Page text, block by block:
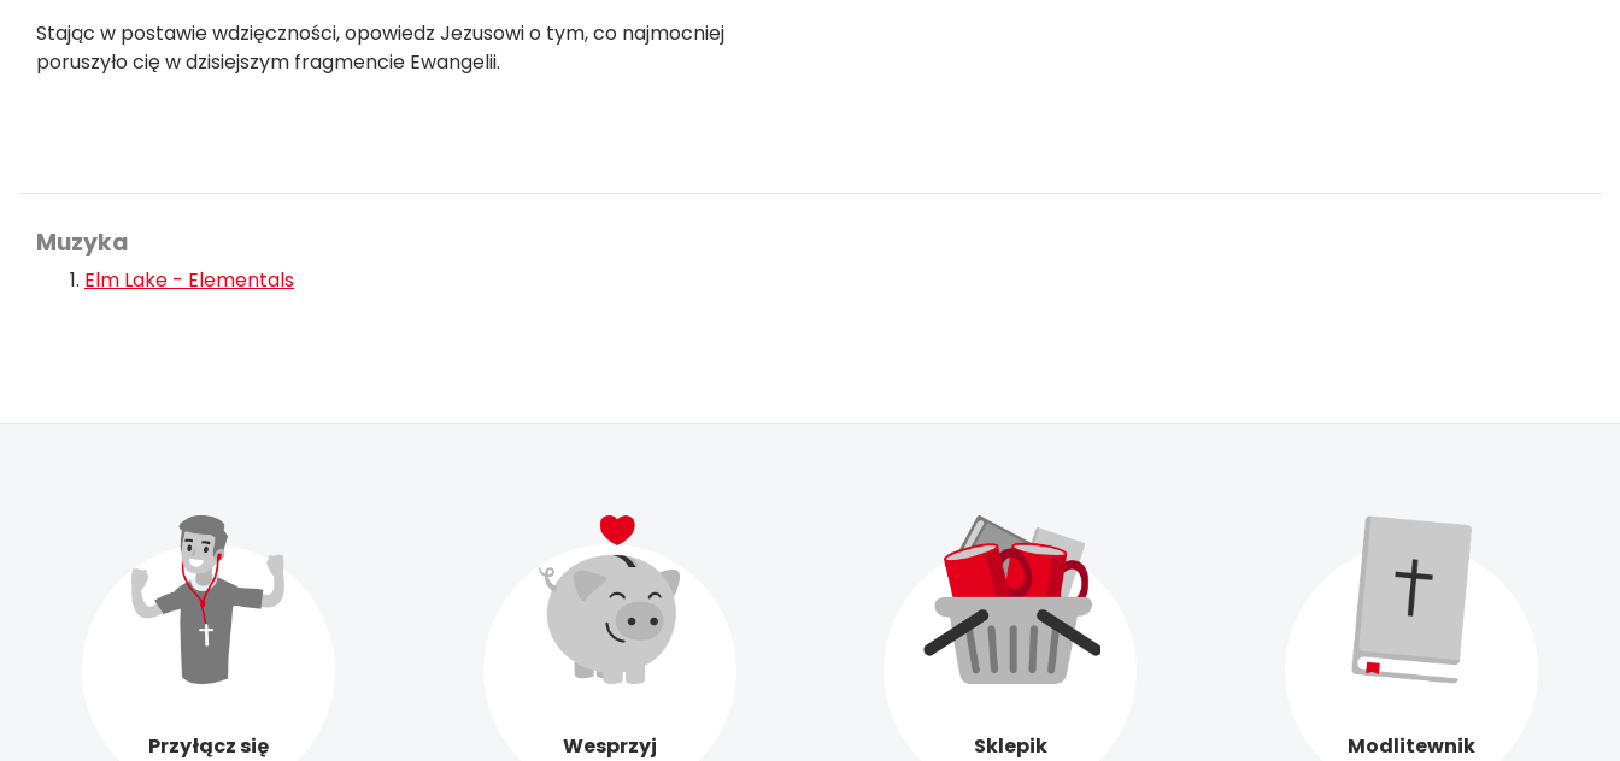
Stając w postawie wdzięczności, opowiedz Jezusowi o tym, co najmocniej
poruszyło cię w dzisiejszym fragmencie Ewangelii.
Muzyka
Elm Lake - Elementals
Przyłącz się Wesprzyj Sklepik Modlitewnik